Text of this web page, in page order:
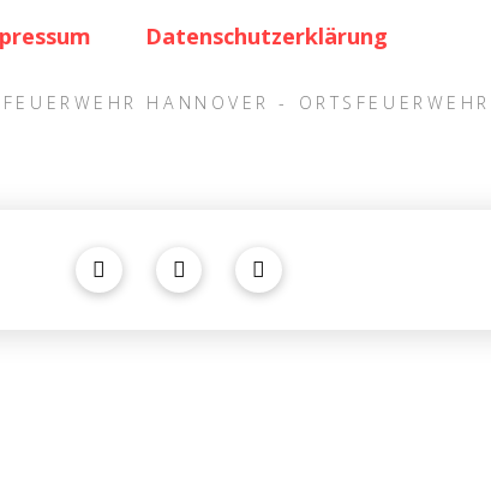
Datenschutzerklärung
HANNOVER -